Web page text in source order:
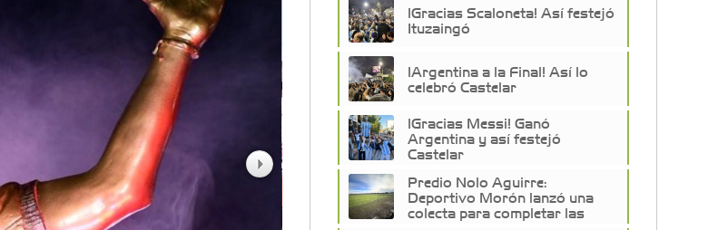
¡Gracias Scaloneta! Así festejó
Ituzaingó
¡Argentina a la Final! Así lo
celebró Castelar
¡Gracias Messi! Ganó
Argentina y así festejó
Castelar
Predio Nolo Aguirre:
Deportivo Morón lanzó una
colecta para completar las